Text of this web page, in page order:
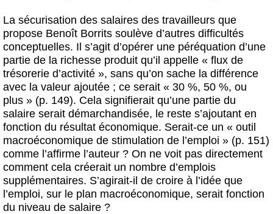
La sécurisation des salaires des travailleurs que
propose Benoît Borrits soulève d’autres difficultés
conceptuelles. Il s’agit d’opérer une péréquation d’une
partie de la richesse produit qu’il appelle « flux de
trésorerie d’activité », sans qu’on sache la différence
avec la valeur ajoutée ; ce serait « 30 %, 50 %, ou
plus » (p. 149). Cela signifierait qu’une partie du
salaire serait démarchandisée, le reste s’ajoutant en
fonction du résultat économique. Serait-ce un « outil
macroéconomique de stimulation de l’emploi » (p. 151)
comme l’affirme l’auteur ? On ne voit pas directement
comment cela créerait un nombre d’emplois
supplémentaires. S’agirait-il de croire à l’idée que
l’emploi, sur le plan macroéconomique, serait fonction
du niveau de salaire ?